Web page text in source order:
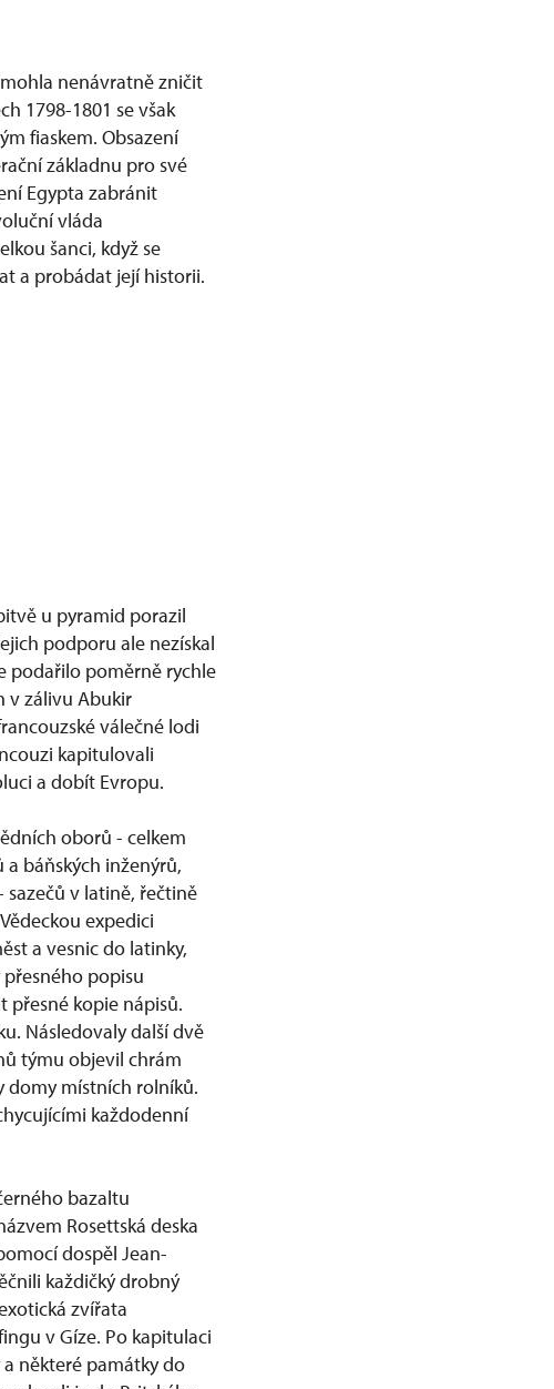
nenávratně zničit
1798-1801 se však
fiaskem. Obsazení
základnu pro své
Egypta zabránit
vláda
šanci, když se
a probádat její historii.
u pyramid porazil
podporu ale nezískal
podařilo poměrně rychle
v zálivu Abukir
válečné lodi
kapitulovali
a dobít Evropu.
oborů - celkem
báňských inženýrů,
v latině, řečtině
expedici
a vesnic do latinky,
popisu
kopie nápisů.
Následovaly další dvě
týmu objevil chrám
domy místních rolníků.
každodenní
bazaltu
Rosettská deska
dospěl Jean-
každičký drobný
zvířata
v Gíze. Po kapitulaci
některé památky do